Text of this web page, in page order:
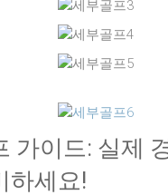
가이드: 실제
하세요!